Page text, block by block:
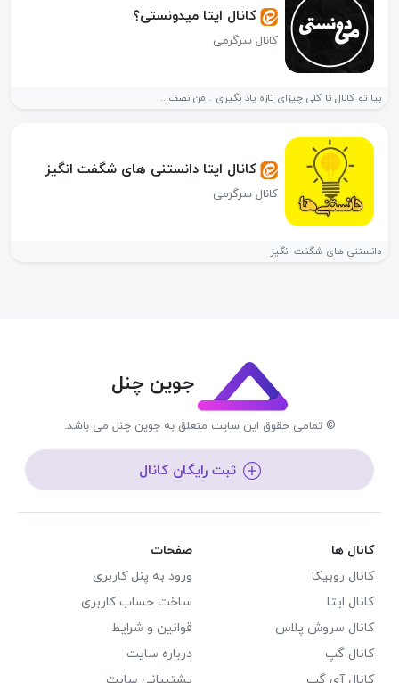
کانال ایتا میدونستی؟
کانال سرگرمی
بیا تو کانال تا کلی چیزای تازه یاد بگیری . من نصف...
کانال ایتا دانستنی های شگفت انگیز
کانال سرگرمی
دانستنی های شگفت انگیز
جوین چنل
© تمامی حقوق این سایت متعلق به جوین چنل می باشد.
ثبت رایگان کانال
کانال ها
کانال روبیکا
کانال ایتا
کانال سروش پلاس
کانال گپ
صفحات
ورود به پنل کاربری
ساخت حساب کاربری
قوانین و شرایط
درباره سایت